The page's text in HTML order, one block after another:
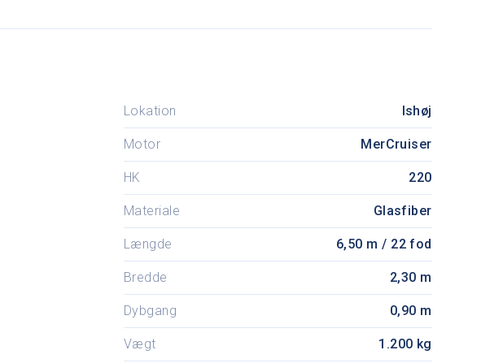
Lokation Ishøj
Motor MerCruiser
HK 220
Materiale Glasfiber
Længde 6,50 m / 22 fod
Bredde 2,30 m
Dybgang 0,90 m
Vægt 1.200 kg